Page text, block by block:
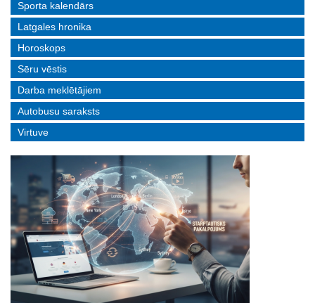
Sporta kalendārs
Latgales hronika
Horoskops
Sēru vēstis
Darba meklētājiem
Autobusu saraksts
Virtuve